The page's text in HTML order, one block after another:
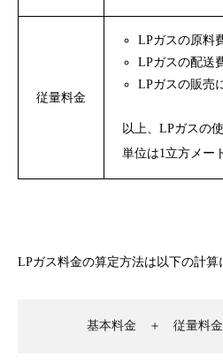
従量料金
LPガスの原料
LPガスの配送
LPガスの販売
以上、LPガスの
単位は1立方メー
LPガス料金の算定方法は以下の計算
基本料金 ＋ 従量料